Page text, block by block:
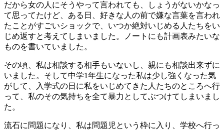
だから女の人にそうやって言われても、しょうがないかなっ
て思ってたけど、ある日、好きな人の前で嫌な言葉を言われ
たことがすごいショックで、いつか絶対いじめる人たちをい
じめ返すと考えてしまいました。ノートにも計画表みたいな
ものを書いていました。
その頃、私は相談する相手もいないし、親にも相談出来ずに
いました。そして中学1年生になった私は少し強くなった気
がして、入学式の日に私をいじめてきた人たちのところへ行
って、私のその気持ちを全て暴力としてぶつけてしまいまし
た。
流石に問題になり、私は問題児という枠に入り、学校へ行っ